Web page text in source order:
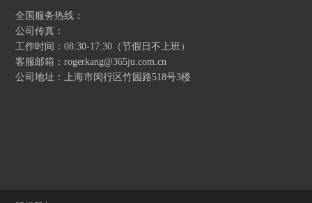
全国服务热线：
公司传真：
工作时间：08:30-17:30（节假日不上班）
客服邮箱：rogerkang@365ju.com.cn
公司地址：上海市闵行区竹园路518号3楼